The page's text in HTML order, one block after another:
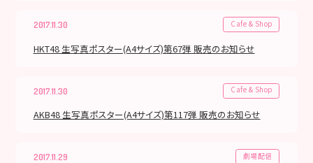
2017.11.30 Cafe & Shop
HKT48 生写真ポスター(A4サイズ)第67弾 販売のお知らせ
2017.11.30 Cafe & Shop
AKB48 生写真ポスター(A4サイズ)第117弾 販売のお知らせ
2017.11.29 劇場配信